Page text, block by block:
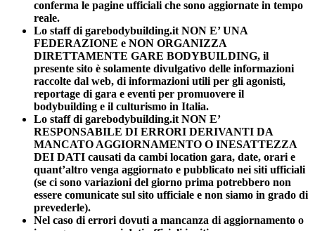
conferma le pagine ufficiali che sono aggiornate in tempo
reale.
Lo staff di garebodybuilding.it NON E’ UNA
FEDERAZIONE e NON ORGANIZZA
DIRETTAMENTE GARE BODYBUILDING, il
presente sito è solamente divulgativo delle informazioni
raccolte dal web, di informazioni utili per gli agonisti,
reportage di gara e eventi per promuovere il
bodybuilding e il culturismo in Italia.
Lo staff di garebodybuilding.it NON E’
RESPONSABILE DI ERRORI DERIVANTI DA
MANCATO AGGIORNAMENTO O INESATTEZZA
DEI DATI causati da cambi location gara, date, orari e
quant’altro venga aggiornato e pubblicato nei siti ufficiali
(se ci sono variazioni del giorno prima potrebbero non
essere comunicate sul sito ufficiale e non siamo in grado di
prevederle).
Nel caso di errori dovuti a mancanza di aggiornamento o